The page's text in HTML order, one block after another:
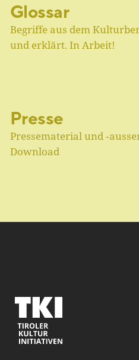
Glossar
Begriffe aus dem
und erklärt. In Arbeit!
Presse
Pressematerial und
Download